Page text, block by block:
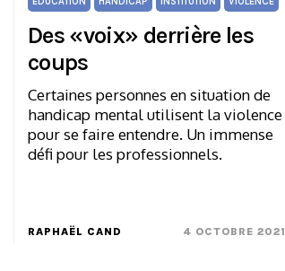
Des «voix» derrière les
coups
Certaines personnes en situation de
handicap mental utilisent la violence
pour se faire entendre. Un immense
défi pour les professionnels.
RAPHAËL CAND 4 OCTOBRE 2021